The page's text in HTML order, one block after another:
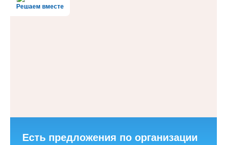
Решаем вместе
Есть предложения по организации